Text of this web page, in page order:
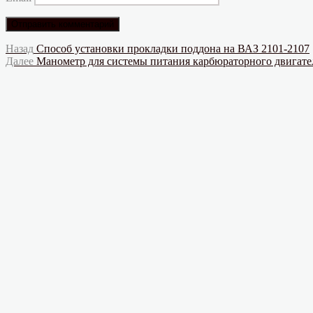
Навигация
по
Назад Предыдущая
запись:
Способ установки прокладки поддона на ВАЗ 2101-2107
Далее Следующая
Манометр для системы питания карбюраторного